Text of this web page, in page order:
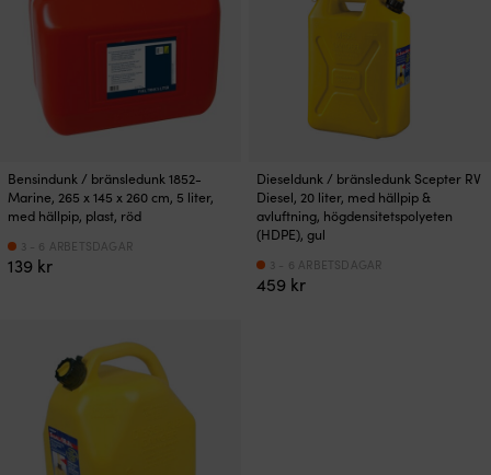
Bensindunk / bränsledunk 1852-
Marine, 265 x 145 x 260 cm, 5 liter,
med hällpip, plast, röd
139 kr
3 - 6 ARBETSDAGAR
Dieseldunk / bränsledunk Scepter RV
Diesel, 20 liter, med hällpip &
avluftning, högdensitetspolyeten
(HDPE), gul
459 kr
3 - 6 ARBETSDAGAR